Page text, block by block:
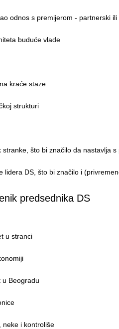
odnos s premijerom - partnerski
buduće vlade
kraće staze
strukturi
što bi značilo da nastavlja
lidera DS, što bi značilo i
predsednika DS
u stranci
u Beogradu
neke i kontroliše